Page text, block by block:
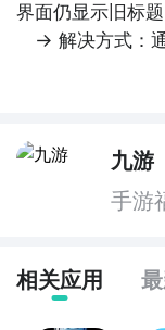
界面仍显示旧标
→ 解决方式：
九游
手游
相关应用